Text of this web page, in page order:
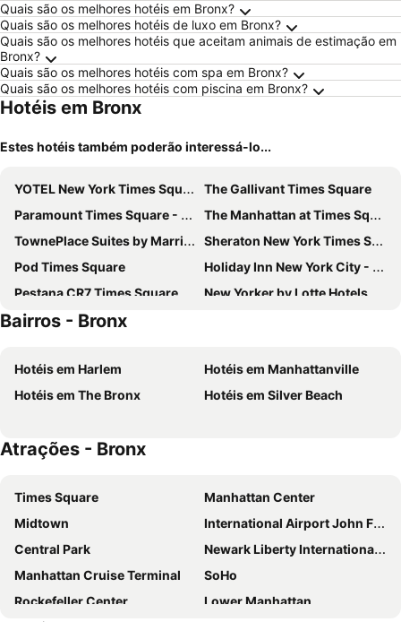
Quais são os melhores hotéis em Bronx?
Quais são os melhores hotéis de luxo em Bronx?
Quais são os melhores hotéis que aceitam animais de estimação em
Bronx?
Quais são os melhores hotéis com spa em Bronx?
Quais são os melhores hotéis com piscina em Bronx?
Hotéis em Bronx
Estes hotéis também poderão interessá-lo...
YOTEL New York Times Square
The Gallivant Times Square
Paramount Times Square - A Generator Hotel
The Manhattan at Times Square Hotel
TownePlace Suites by Marriott New York Long Island City/Manhattan View
Sheraton New York Times Square Hotel
Pod Times Square
Holiday Inn New York City - Times Square By Ihg
Pestana CR7 Times Square
New Yorker by Lotte Hotels
Hotel Riu Plaza Manhattan Times Square
AMTD Idea Tribeca Hotel
Carlton Arms Hotel
Eurostars Wall Street
Times Square West Hotel, BW Signature Collection
Pod 51
Radio Hotel
Americana Inn
Holiday Inn Express New York City Times Square By Ihg
Wyndham Garden Chinatown
The Hotel at Fifth Avenue
Hotel Edison Times Square
Candlewood Suites New York City- Times Square by IHG
Hampton Inn Manhattan/Times Square South
Hotel Stanford
Moxy NYC Times Square
Bairros - Bronx
Hotéis em Harlem
Hotéis em Manhattanville
Hotéis em The Bronx
Hotéis em Silver Beach
Atrações - Bronx
Times Square
Manhattan Center
Midtown
International Airport John F. Kennedy
Central Park
Newark Liberty International Airport
Manhattan Cruise Terminal
SoHo
Rockefeller Center
Lower Manhattan